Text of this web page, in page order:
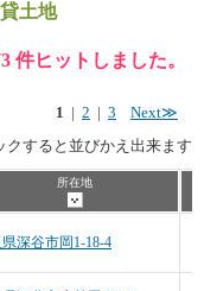
土地
件ヒットしました。
1 | 2 | 3 Next≫
クすると並びかえ出来ます
所在地
深谷市岡1-18-4